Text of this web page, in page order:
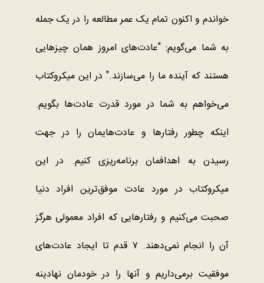
خواندم و اکنون تمام یک عمر مطالعه را در یک جمله
به شما می‌گویم: "عادت‌های امروز همان چیزهایی
هستند که آینده ما را می‌سازند."در این میکروکتاب
می‌خواهم به شما در مورد قدرت عادت‌ها بگویم.
اینکه چطور رفتارها و عادت‌هایمان را در جهت
رسیدن به اهدافمان برنامه‌ریزی کنیم. در این
میکروکتاب در مورد عادت موفق‌ترین افراد دنیا
صحبت می‌کنیم و رفتارهایی که افراد معمولی هرگز
آن را انجام نمی‌دهند. ۷ قدم تا ایجاد عادت‌های
موفقیت برمی‌داریم و آنها را در خودمان نهادینه